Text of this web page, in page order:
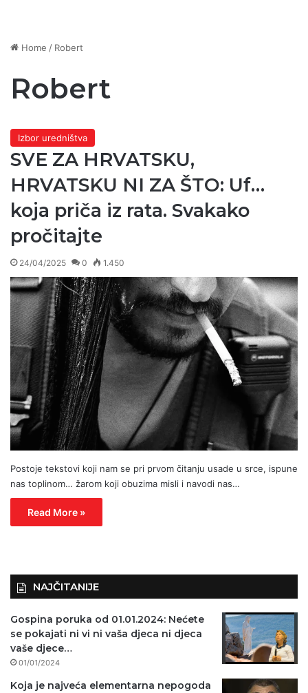
Home / Robert
Robert
Izbor uredništva
SVE ZA HRVATSKU,
HRVATSKU NI ZA ŠTO: Uf…
koja priča iz rata. Svakako
pročitajte
24/04/2025 0 1.450
Postoje tekstovi koji nam se pri prvom čitanju usade u srce, ispune
nas toplinom… žarom koji obuzima misli i navodi nas…
Read More »
NAJČITANIJE
Gospina poruka od 01.01.2024: Nećete
se pokajati ni vi ni vaša djeca ni djeca
vaše djece…
01/01/2024
Koja je najveća elementarna nepogoda